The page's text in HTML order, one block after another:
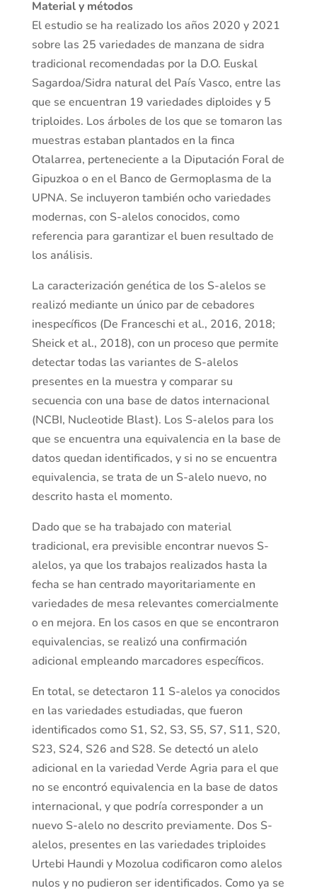
Material y métodos
El estudio se ha realizado los años 2020 y 2021
sobre las 25 variedades de manzana de sidra
tradicional recomendadas por la D.O. Euskal
Sagardoa/Sidra natural del País Vasco, entre las
que se encuentran 19 variedades diploides y 5
triploides. Los árboles de los que se tomaron las
muestras estaban plantados en la finca
Otalarrea, perteneciente a la Diputación Foral de
Gipuzkoa o en el Banco de Germoplasma de la
UPNA. Se incluyeron también ocho variedades
modernas, con S-alelos conocidos, como
referencia para garantizar el buen resultado de
los análisis.
La caracterización genética de los S-alelos se
realizó mediante un único par de cebadores
inespecíficos (De Franceschi et al., 2016, 2018;
Sheick et al., 2018), con un proceso que permite
detectar todas las variantes de S-alelos
presentes en la muestra y comparar su
secuencia con una base de datos internacional
(NCBI, Nucleotide Blast). Los S-alelos para los
que se encuentra una equivalencia en la base de
datos quedan identificados, y si no se encuentra
equivalencia, se trata de un S-alelo nuevo, no
descrito hasta el momento.
Dado que se ha trabajado con material
tradicional, era previsible encontrar nuevos S-
alelos, ya que los trabajos realizados hasta la
fecha se han centrado mayoritariamente en
variedades de mesa relevantes comercialmente
o en mejora. En los casos en que se encontraron
equivalencias, se realizó una confirmación
adicional empleando marcadores específicos.
En total, se detectaron 11 S-alelos ya conocidos
en las variedades estudiadas, que fueron
identificados como S1, S2, S3, S5, S7, S11, S20,
S23, S24, S26 and S28. Se detectó un alelo
adicional en la variedad Verde Agria para el que
no se encontró equivalencia en la base de datos
internacional, y que podría corresponder a un
nuevo S-alelo no descrito previamente. Dos S-
alelos, presentes en las variedades triploides
Urtebi Haundi y Mozolua codificaron como alelos
nulos y no pudieron ser identificados. Como ya se